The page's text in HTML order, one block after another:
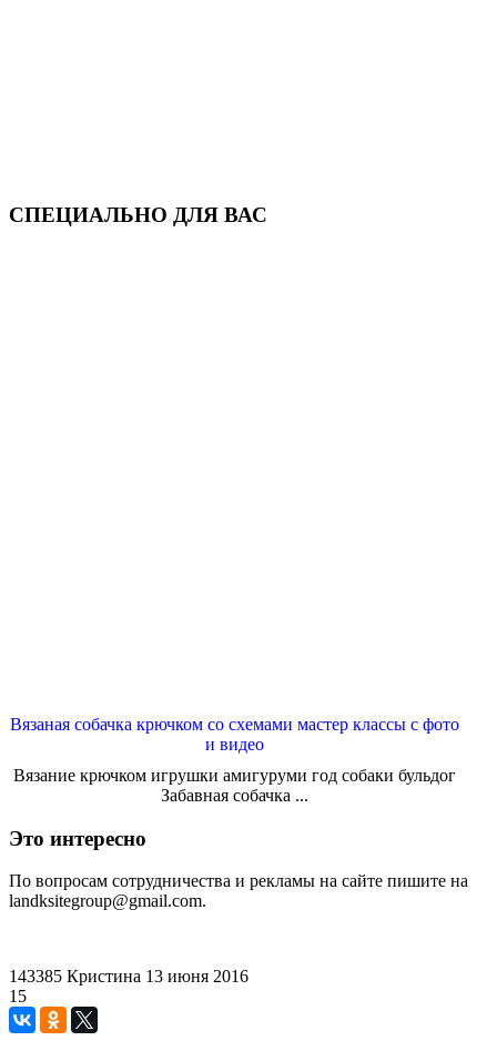
СПЕЦИАЛЬНО ДЛЯ ВАС
Вязаная собачка крючком со схемами мастер классы с фото
и видео
Вязание крючком игрушки амигуруми год собаки бульдог
Забавная собачка ...
Это интересно
По вопросам сотрудничества и рекламы на сайте пишите на
landksitegroup@gmail.com.
143385 Кристина 13 июня 2016
15